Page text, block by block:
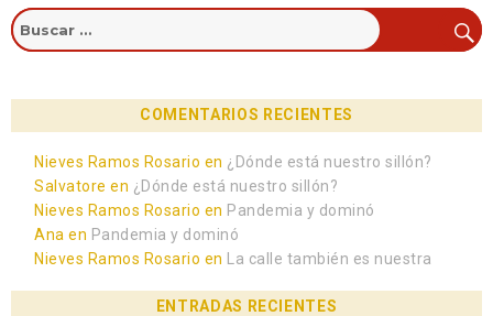
PÁGIN
A
ANTE
COMENTARIOS RECIENTES
Nieves Ramos Rosario en ¿Dónde está nuestro sillón?
Salvatore en ¿Dónde está nuestro sillón?
Nieves Ramos Rosario en Pandemia y dominó
Ana en Pandemia y dominó
Nieves Ramos Rosario en La calle también es nuestra
ENTRADAS RECIENTES